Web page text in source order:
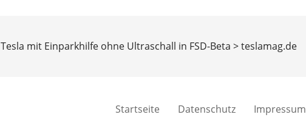
Tesla mit Einparkhilfe ohne Ultraschall in FSD-Beta > teslamag.de
Startseite Datenschutz Impressum